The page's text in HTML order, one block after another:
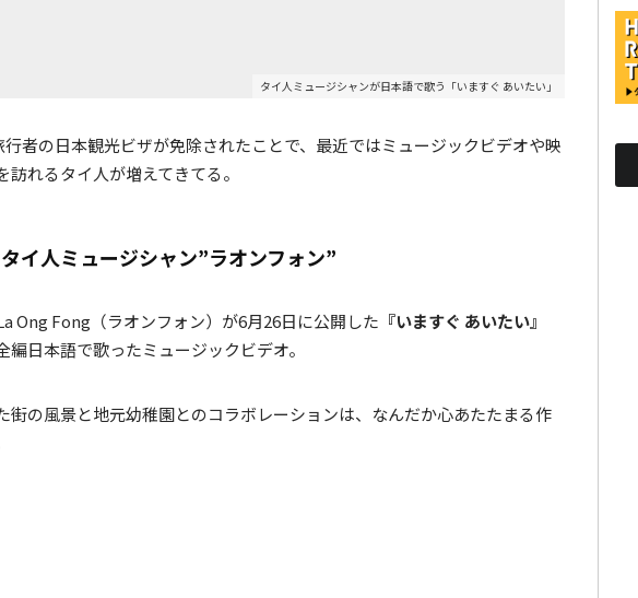
タイ人ミュージシャンが日本語で歌う「いますぐ あいたい」
者の日本観光ビザが免除されたことで、最近ではミュージックビデオや映
れるタイ人が増えてきてる。
イ人ミュージシャン”ラオンフォン”
Ong Fong（ラオンフォン）が6月26日に公開した 『いますぐ あいたい』
編日本語で歌ったミュージックビデオ。
街の風景と地元幼稚園とのコラボレーションは、なんだか心あたたまる作